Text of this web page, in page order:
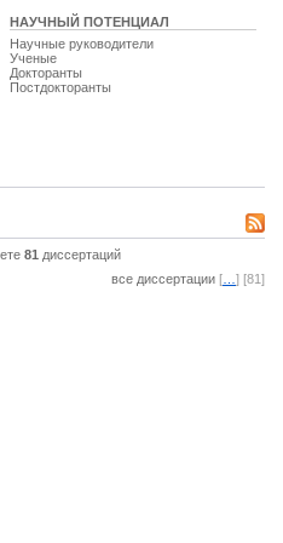
НАУЧНЫЙ ПОТЕНЦИАЛ
Научные руководители
Ученые
Докторанты
Постдокторанты
81 диссертаций
все диссертации [ ] [81]